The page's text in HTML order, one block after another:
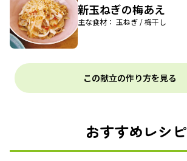
新玉ねぎの梅あえ
主な食材： 玉ねぎ / 梅干し
この献立の作り方を見る
おすすめレシピ